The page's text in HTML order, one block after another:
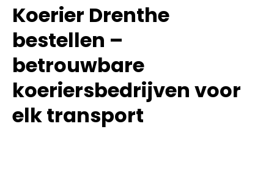
Koerier Drenthe
bestellen –
betrouwbare
koeriersbedrijven voor
elk transport